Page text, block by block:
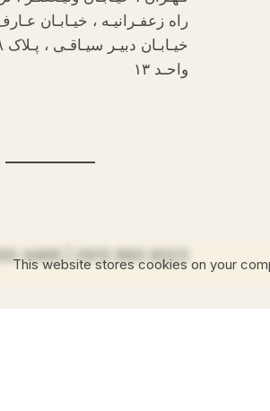
راه زعفـرانیـه ، خیـابـان
واحـد ۱۳
4466 0912 860 6023